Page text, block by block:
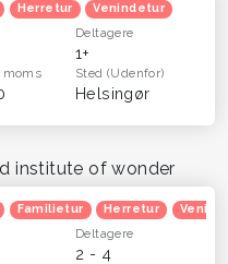
Herretur Venindetur
Deltagere
1+
moms Sted(Udenfor)
Helsingør
institute of wonder
Familietur Herretur
Deltagere
2 - 4